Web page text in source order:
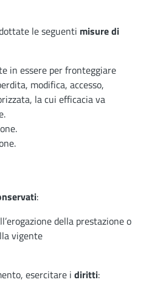
le seguenti misure di
in essere per fronteggiare
modifica, accesso,
la cui efficacia va
:
della prestazione o
vigente
esercitare i diritti: